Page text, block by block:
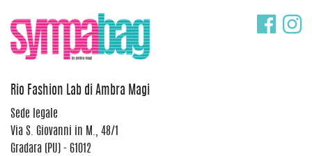
Rio Fashion Lab di Ambra Magi
Sede legale
Via S. Giovanni in M., 48/1
Gradara (PU) - 61012